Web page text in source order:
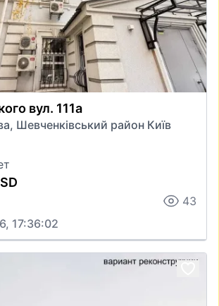
вул. 111а
Шевченківський район Київ
43
17:36:02